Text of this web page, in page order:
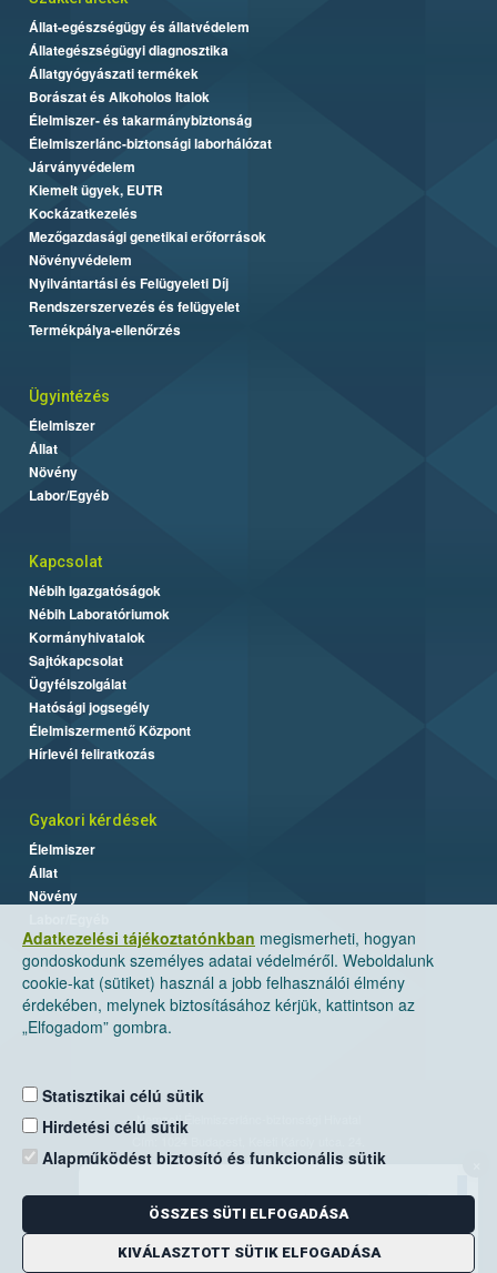
Adatkezelési tájékoztatónkban megismerheti, hogyan
gondoskodunk személyes adatai védelméről. Weboldalunk
cookie-kat (sütiket) használ a jobb felhasználói élmény
érdekében, melynek biztosításához kérjük, kattintson az
„Elfogadom” gombra.
Statisztikai célú sütik
Hirdetési célú sütik
Alapműködést biztosító és funkcionális sütik
ÖSSZES SÜTI ELFOGADÁSA
KIVÁLASZTOTT SÜTIK ELFOGADÁSA
Állat-egészségügy és állatvédelem
Állategészségügyi diagnosztika
Állatgyógyászati termékek
Borászat és Alkoholos Italok
Élelmiszer- és takarmánybiztonság
Élelmiszerlánc-biztonsági laborhálózat
Járványvédelem
Kiemelt ügyek, EUTR
Kockázatkezelés
Mezőgazdasági genetikai erőforrások
Növényvédelem
Nyilvántartási és Felügyeleti Díj
Rendszerszervezés és felügyelet
Termékpálya-ellenőrzés
Ügyintézés
Élelmiszer
Állat
Növény
Labor/Egyéb
Kapcsolat
Nébih Igazgatóságok
Nébih Laboratóriumok
Kormányhivatalok
Sajtókapcsolat
Ügyfélszolgálat
Hatósági jogsegély
Élelmiszermentő Központ
Hírlevél feliratkozás
Gyakori kérdések
Élelmiszer
Állat
Növény
Nemzeti Élelmiszerlánc-biztonsági Hivatal
Levelezési cím: 1525 Budapest. Pf. 30.
E-mail:ugyfelszolgalat@nebih.gov.hu
Zöld szám: 06-80/263-244
Telefon: 06-1/ 336-9000